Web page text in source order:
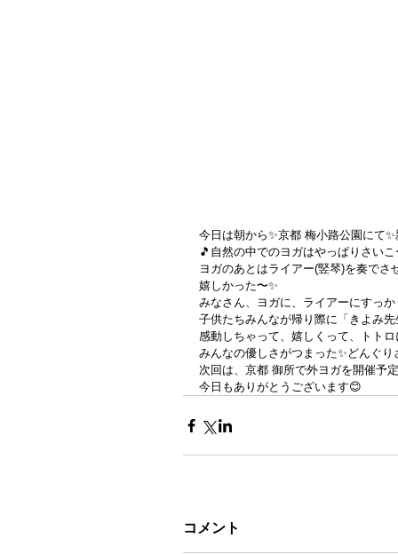
今日は朝から✨京都 梅小路公園にて
🎵自然の中でのヨガはやっぱりさいこ
ヨガのあとはライアー(竪琴)を奏でさ
嬉しかった〜✨
みなさん、ヨガに、ライアーにすっ
子供たちみんなが帰り際に「きよみ
感動しちゃって、嬉しくって、トトロ
みんなの優しさがつまった✨どんぐ
次回は、京都 御所で外ヨガを開催予
今日もありがとうございます😊
コメント